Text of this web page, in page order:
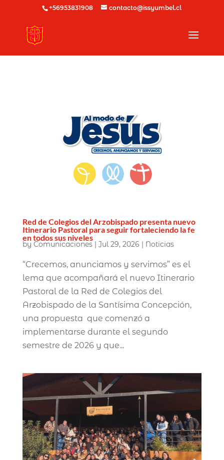
+56953831908 contacto@issyumbel.cl
Red de Colegios del Arzobispado presenta nuevo
Itinerario Pastoral para seguir fortaleciendo la fe
en todos sus niveles
by Comunicaciones| Jul 29, 2026 | Noticias
“Crecemos, anunciamos y servimos” es el
lema que acompañará el nuevo Itinerario
Pastoral de la Red de Colegios del
Arzobispado de la Santísima Concepción,
una propuesta que comenzó a
implementarse durante el segundo
semestre de 2026 y que...